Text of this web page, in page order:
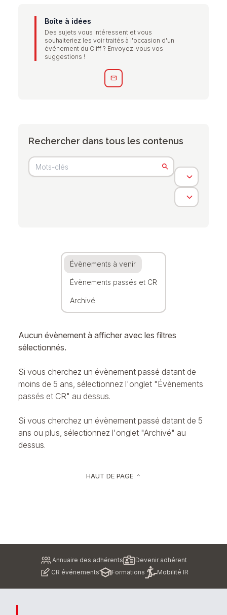
Boîte à idées
Des sujets vous intéressent et vous
souhaiteriez les voir traités à l'occasion d'un
événement du Cliff ? Envoyez-vous vos
suggestions !
mail
Rechercher dans tous les contenus
Évènements à venir
Évènements passés et CR
Archivé
Aucun évènement à afficher avec les filtres
sélectionnés.
Si vous cherchez un évènement passé datant de
moins de 5 ans, sélectionnez l'onglet "Évènements
passés et CR" au dessus.
Si vous cherchez un évènement passé datant de 5
ans ou plus, sélectionnez l'onglet "Archivé" au
dessus.
HAUT DE PAGE keyboard_arrow_up
Annuaire des adhérents
Devenir adhérent
CR événements
Formations Mobilité IR